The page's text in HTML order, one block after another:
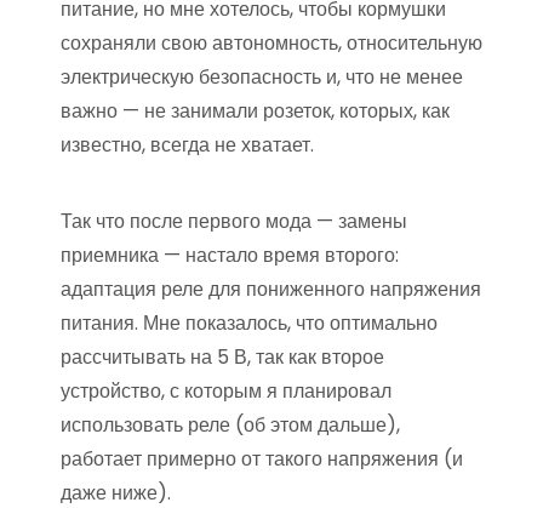
питание, но мне хотелось, чтобы кормушки
сохраняли свою автономность, относительную
электрическую безопасность и, что не менее
важно — не занимали розеток, которых, как
известно, всегда не хватает.
Так что после первого мода — замены
приемника — настало время второго:
адаптация реле для пониженного напряжения
питания. Мне показалось, что оптимально
рассчитывать на 5 В, так как второе
устройство, с которым я планировал
использовать реле (об этом дальше),
работает примерно от такого напряжения (и
даже ниже).